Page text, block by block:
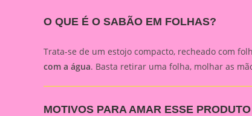
O QUE É O SABÃO EM FOLHAS?
Trata-se de um estojo compacto, recheado com
com a água. Basta retirar uma folha, molhar as
MOTIVOS PARA AMAR ESSE PRODUTO